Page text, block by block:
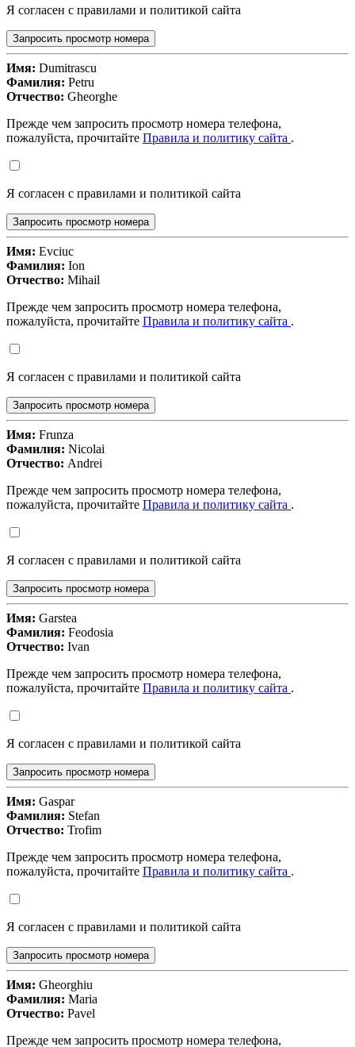
Я согласен с правилами и политикой сайта
Запросить просмотр номера
Имя: Dumitrascu
Фамилия: Petru
Отчество: Gheorghe
Прежде чем запросить просмотр номера телефона,
пожалуйста, прочитайте Правила и политику сайта .
Я согласен с правилами и политикой сайта
Запросить просмотр номера
Имя: Evciuc
Фамилия: Ion
Отчество: Mihail
Прежде чем запросить просмотр номера телефона,
пожалуйста, прочитайте Правила и политику сайта .
Я согласен с правилами и политикой сайта
Запросить просмотр номера
Имя: Frunza
Фамилия: Nicolai
Отчество: Andrei
Прежде чем запросить просмотр номера телефона,
пожалуйста, прочитайте Правила и политику сайта .
Я согласен с правилами и политикой сайта
Запросить просмотр номера
Имя: Garstea
Фамилия: Feodosia
Отчество: Ivan
Прежде чем запросить просмотр номера телефона,
пожалуйста, прочитайте Правила и политику сайта .
Я согласен с правилами и политикой сайта
Запросить просмотр номера
Имя: Gaspar
Фамилия: Stefan
Отчество: Trofim
Прежде чем запросить просмотр номера телефона,
пожалуйста, прочитайте Правила и политику сайта .
Я согласен с правилами и политикой сайта
Запросить просмотр номера
Имя: Gheorghiu
Фамилия: Maria
Отчество: Pavel
Прежде чем запросить просмотр номера телефона,